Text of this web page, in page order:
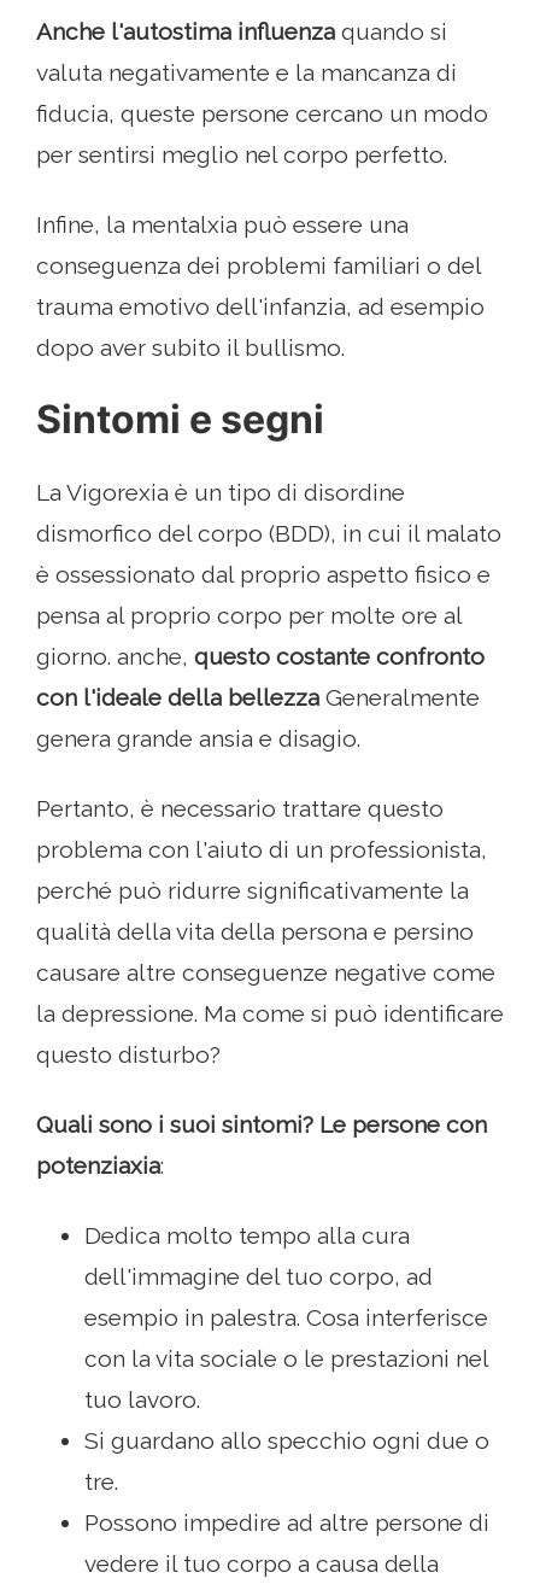
Anche l'autostima influenza quando si
valuta negativamente e la mancanza di
fiducia, queste persone cercano un modo
per sentirsi meglio nel corpo perfetto.
Infine, la mentalxia può essere una
conseguenza dei problemi familiari o del
trauma emotivo dell'infanzia, ad esempio
dopo aver subito il bullismo.
Sintomi e segni
La Vigorexia è un tipo di disordine
dismorfico del corpo (BDD), in cui il malato
è ossessionato dal proprio aspetto fisico e
pensa al proprio corpo per molte ore al
giorno. anche, questo costante confronto
con l'ideale della bellezza Generalmente
genera grande ansia e disagio.
Pertanto, è necessario trattare questo
problema con l'aiuto di un professionista,
perché può ridurre significativamente la
qualità della vita della persona e persino
causare altre conseguenze negative come
la depressione. Ma come si può identificare
questo disturbo?
Quali sono i suoi sintomi? Le persone con
potenziaxia:
Dedica molto tempo alla cura
dell'immagine del tuo corpo, ad
esempio in palestra. Cosa interferisce
con la vita sociale o le prestazioni nel
tuo lavoro.
Si guardano allo specchio ogni due o
tre.
Possono impedire ad altre persone di
vedere il tuo corpo a causa della